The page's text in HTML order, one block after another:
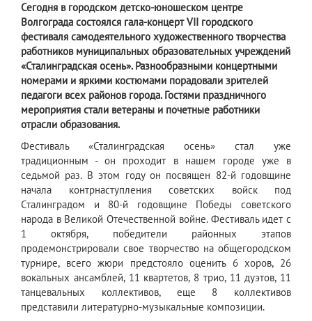
Сегодня в городском детско-юношеском центре
Волгограда состоялся гала-концерт VII городского
фестиваля самодеятельного художественного творчества
работников муниципальных образовательных учреждений
«Сталинградская осень». Разнообразными концертными
номерами и яркими костюмами порадовали зрителей
педагоги всех районов города. Гостями праздничного
мероприятия стали ветераны и почетные работники
отрасли образования.
Фестиваль «Сталинградская осень» стал уже
традиционным -он проходит в нашем городе уже в
седьмой раз. В этом году он посвящен 82-й годовщине
начала контрнаступления советских войск под
Сталинградом и 80-й годовщине Победы советского
народа в Великой Отечественной войне. Фестиваль идет с
1 октября, победители районных этапов
продемонстрировали свое творчество на общегородском
турнире, всего жюри предстояло оценить 6 хоров, 26
вокальных ансамблей, 11 квартетов, 8 трио, 11 дуэтов, 11
танцевальных коллективов, еще 8 коллективов
представили литературно-музыкальные композиции.